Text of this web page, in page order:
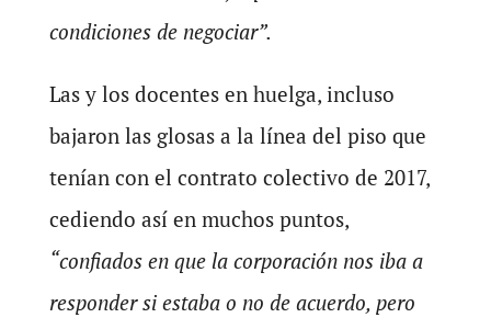
condiciones de negociar”.
Las y los docentes en huelga, incluso
bajaron las glosas a la línea del piso que
tenían con el contrato colectivo de 2017,
cediendo así en muchos puntos,
“confiados en que la corporación nos iba a
responder si estaba o no de acuerdo, pero